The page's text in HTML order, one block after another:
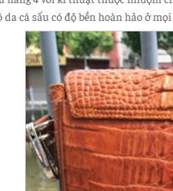
da cá sấu có độ bền hoàn hảo ở